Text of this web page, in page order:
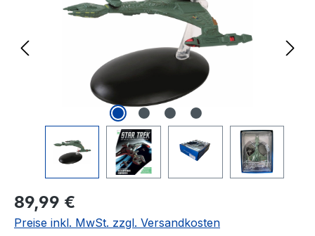
Regulärer Preis:
89,99 €
Preise inkl. MwSt. zzgl. Versandkosten